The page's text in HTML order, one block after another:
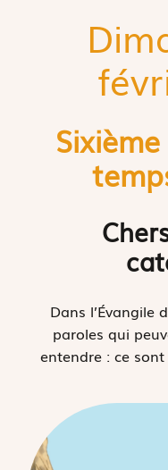
Dans l’Évangile
paroles qui
entendre : ce